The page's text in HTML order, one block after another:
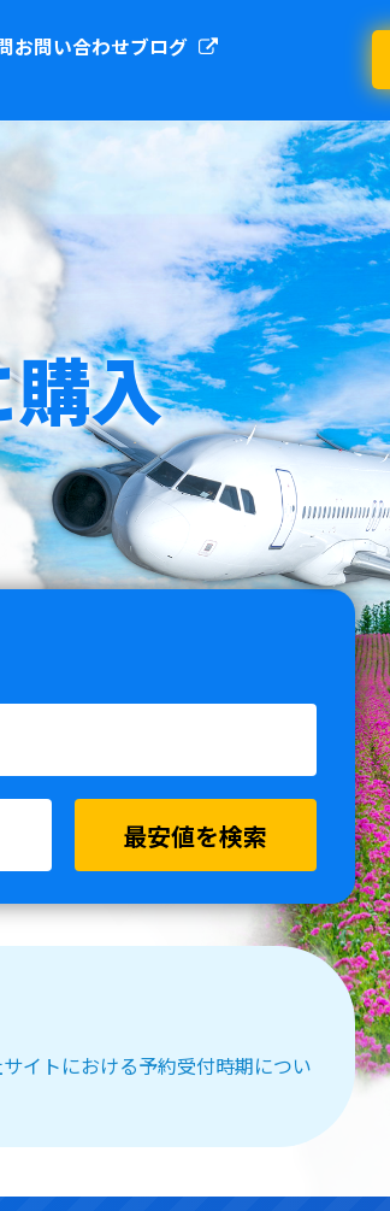
お問い合わせブログ
入
最安値を検索
イトにおける予約受付時期につい